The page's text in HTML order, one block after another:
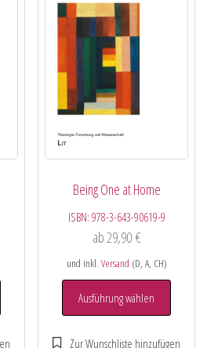
Being One at Home
ISBN: 978-3-643-90619-9
ab29,90 €
und inkl. Versand (D, A, CH)
Ausführung wählen